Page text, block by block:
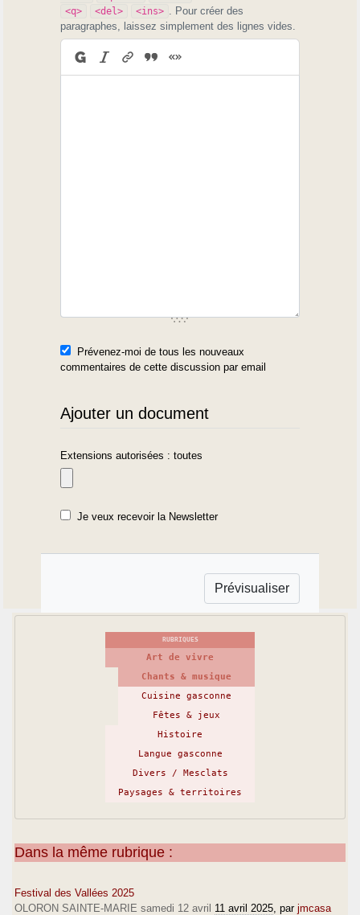
<q> <del> <ins>
. Pour créer des
paragraphes, laissez simplement des lignes vides.
Prévenez-moi de tous les nouveaux
commentaires de cette discussion par email
Ajouter un document
Extensions autorisées : toutes
Je veux recevoir la Newsletter
RUBRIQUES
Art de vivre
Chants & musique
Cuisine gasconne
Fêtes & jeux
Histoire
Langue gasconne
Divers / Mesclats
Paysages & territoires
Dans la même rubrique :
Festival des Vallées 2025
OLORON SAINTE-MARIE samedi 12 avril 11 avril 2025 , par jmcasa